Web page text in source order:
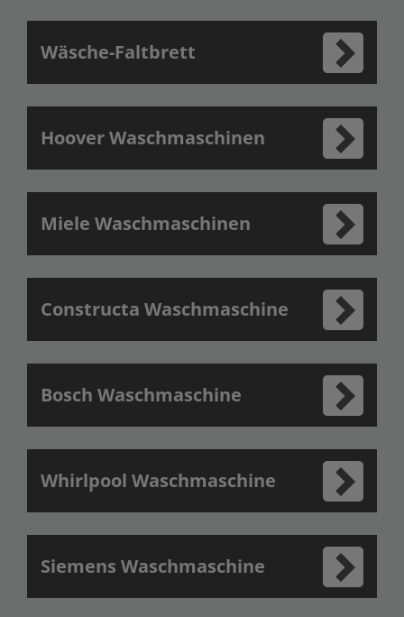
Wäsche-Faltbrett
Hoover Waschmaschinen
Miele Waschmaschinen
Constructa Waschmaschine
Bosch Waschmaschine
Whirlpool Waschmaschine
Siemens Waschmaschine